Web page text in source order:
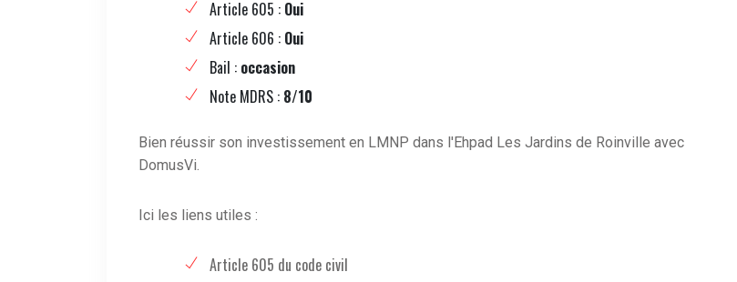
Article 605 : Oui
Article 606 : Oui
Bail : occasion
Note MDRS : 8/10
Bien réussir son investissement en LMNP dans l'Ehpad Les Jardins de Roinville avec
DomusVi.
Ici les liens utiles :
Article 605 du code civil